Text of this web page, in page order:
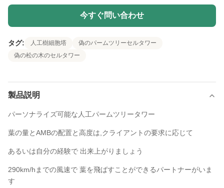
今すぐ問い合わせ
タグ: 人工樹細胞塔
偽のパームツリーセルタワー
偽の松の木のセルタワー
製品説明
パーソナライズ可能な人工パームツリータワー
葉の量とAMBの配置と高度は,クライアントの要求に応じて
あるいは自分の経験で 出来上がりましょう
290km/hまでの風速で 葉を飛ばすことができるパートナーがいま
す